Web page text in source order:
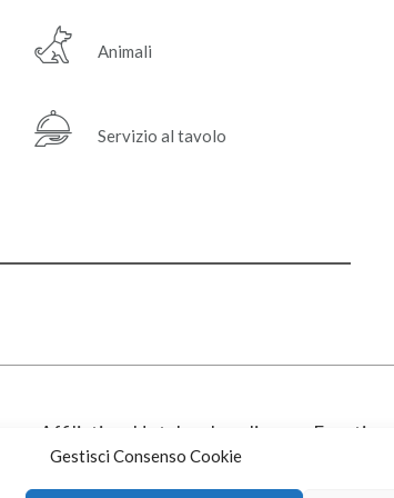
Gestisci Consenso Cookie
Animali
Servizio al tavolo
Affiliati Hotel Locali Eventi